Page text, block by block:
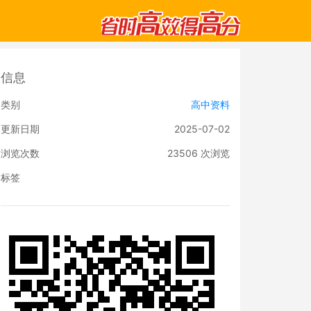
信息
类别 高中资料
更新日期 2025-07-02
浏览次数 23506 次浏览
标签